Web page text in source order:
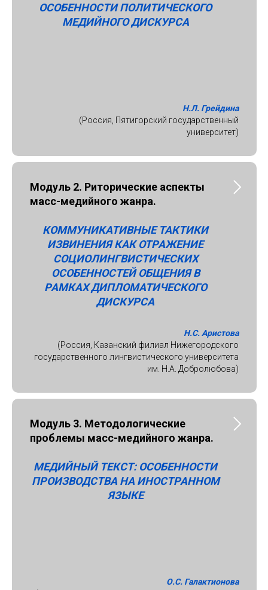
ОСОБЕННОСТИ ПОЛИТИЧЕСКОГО
МЕДИЙНОГО ДИСКУРСА
Н.Л. Грейдина
(Россия, Пятигорский государственный
университет)
Модуль 2. Риторические аспекты
масс-медийного жанра.
КОММУНИКАТИВНЫЕ ТАКТИКИ
ИЗВИНЕНИЯ КАК ОТРАЖЕНИЕ
СОЦИОЛИНГВИСТИЧЕСКИХ
ОСОБЕННОСТЕЙ ОБЩЕНИЯ В
РАМКАХ ДИПЛОМАТИЧЕСКОГО
ДИСКУРСА
Н.С. Аристова
(Россия, Казанский филиал Нижегородского
государственного лингвистического университета
им. Н.А. Добролюбова)
Модуль 3. Методологические
проблемы масс-медийного жанра.
МЕДИЙНЫЙ ТЕКСТ: ОСОБЕННОСТИ
ПРОИЗВОДСТВА НА ИНОСТРАННОМ
ЯЗЫКЕ
О.С. Галактионова